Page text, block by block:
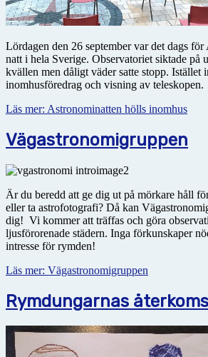
Lördagen den 26 september var det dags
natt i hela Sverige. Observatoriet siktade på
kvällen men dåligt väder satte stopp. Istället
inomhusföredrag och visning av teleskopen.
Läs mer: Astronominatten hölls inomhus
Vägastronomigruppen
Är du beredd att ge dig ut på mörkare håll
eller ta astrofotografi? Då kan
dig! Vi kommer att träffas och göra
ljusförorenade städern. Inga förkunskaper
intresse för rymden!
Läs mer: Vägastronomigruppen
Rymdungarnas